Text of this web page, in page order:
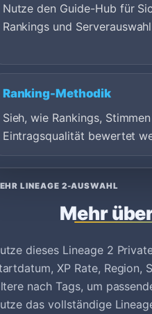
Nutze den Guide-Hub für
Rankings und
Ranking-Methodik
Sieh, wie Rankings,
Eintragsqualität bewertet
LINEAGE 2-AUSWAHL
Mehr
dieses Lineage 2
XP Rate, Region,
nach Tags, um
das vollständige